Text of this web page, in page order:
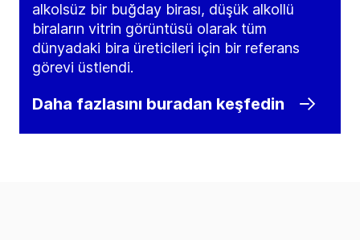
alkolsüz bir buğday birası, düşük alkollü
biraların vitrin görüntüsü olarak tüm
dünyadaki bira üreticileri için bir referans
görevi üstlendi.
Daha fazlasını buradan keşfedin